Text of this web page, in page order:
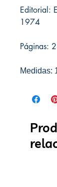
Editorial:
1974
Páginas:
Medidas: